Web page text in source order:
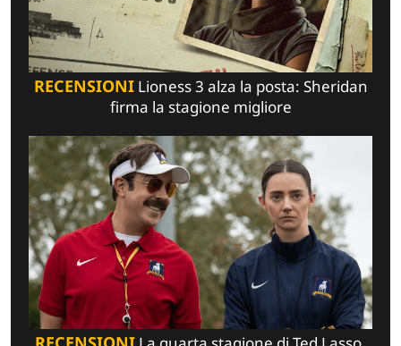
RECENSIONILioness 3 alza la posta: Sheridan
firma la stagione migliore